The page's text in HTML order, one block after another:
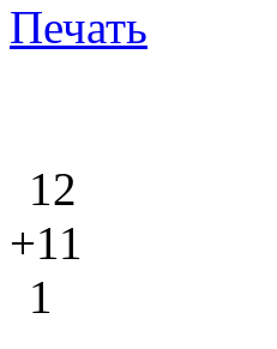
Печать
12
+11
1